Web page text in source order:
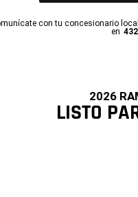
con tu concesionario
en
2026
LISTO